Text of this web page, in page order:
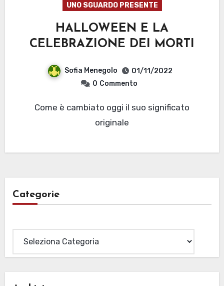
UNO SGUARDO PRESENTE
HALLOWEEN E LA
CELEBRAZIONE DEI MORTI
Sofia Menegolo
01/11/2022
0 Commento
Come è cambiato oggi il suo significato
originale
Categorie